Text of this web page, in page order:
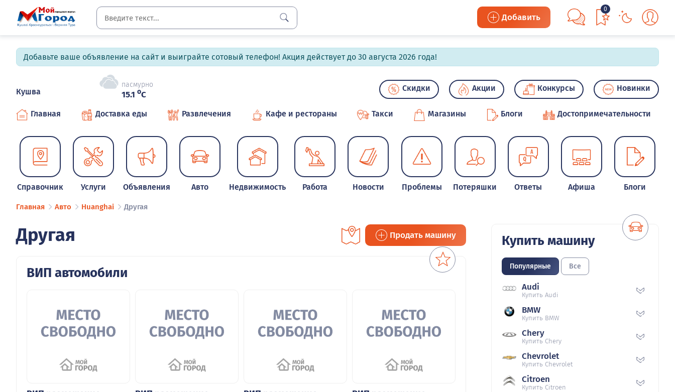
Добавить
0
Добавьте ваше объявление на сайт и выиграйте сотовый телефон! Акция действует до 30 августа 2026 года!
Кушва
пасмурно
15.1 oC
Скидки Акции Конкурсы Новинки
Главная Доставка еды Развлечения Кафе и рестораны Такси Магазины Блоги Достопримечательности
Справочник Услуги Объявления Авто Недвижимость Работа Новости Проблемы Потеряшки Ответы Афиша Блоги
Главная Авто Huanghai Другая
Другая Продать машину
ВИП автомобили
Купить машину
Популярные Все
Audi
Купить Audi
BMW
Купить BMW
Chery
Купить Chery
Chevrolet
Купить Chevrolet
Citroen
Купить Citroen